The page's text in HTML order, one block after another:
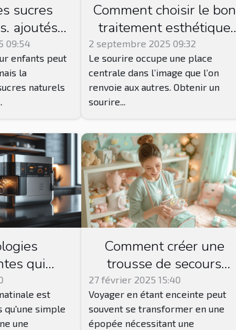
sucres
ajoutés
pour
09:54
enfants peut
la
naturels
Comment choisir le bon
traitement esthétique
dentaire pour votre
sourire ?
2 septembre 2025 09:32
Le sourire occupe une place
centrale dans l’image que l’on
renvoie aux autres. Obtenir un
sourire...
qui
du café
est
qu'une simple
une
Comment créer une
trousse de secours
idéale pour les futures
mamans en voyage
27 février 2025 15:40
Voyager en étant enceinte peut
souvent se transformer en une
épopée nécessitant une